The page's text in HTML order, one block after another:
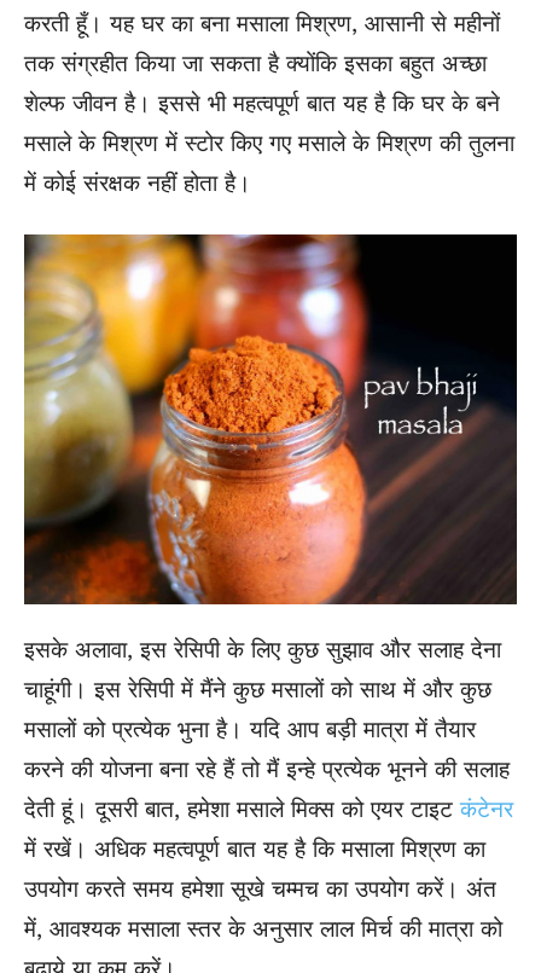
करती हूँ। यह घर का बना मसाला मिश्रण, आसानी से महीनों
तक संग्रहीत किया जा सकता है क्योंकि इसका बहुत अच्छा
शेल्फ जीवन है। इससे भी महत्वपूर्ण बात यह है कि घर के बने
मसाले के मिश्रण में स्टोर किए गए मसाले के मिश्रण की तुलना
में कोई संरक्षक नहीं होता है।
इसके अलावा, इस रेसिपी के लिए कुछ सुझाव और सलाह देना
चाहूंगी। इस रेसिपी में मैंने कुछ मसालों को साथ में और कुछ
मसालों को प्रत्येक भुना है। यदि आप बड़ी मात्रा में तैयार
करने की योजना बना रहे हैं तो मैं इन्हे प्रत्येक भूनने की सलाह
देती हूं। दूसरी बात, हमेशा मसाले मिक्स को एयर टाइटकंटेनर
में रखें। अधिक महत्वपूर्ण बात यह है कि मसाला मिश्रण का
उपयोग करते समय हमेशा सूखे चम्मच का उपयोग करें। अंत
में, आवश्यक मसाला स्तर के अनुसार लाल मिर्च की मात्रा को